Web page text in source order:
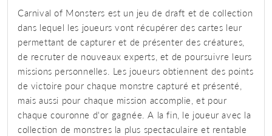
Carnival of Monsters est un jeu de draft et de collection
dans lequel les joueurs vont récupérer des cartes leur
permettant de capturer et de présenter des créatures,
de recruter de nouveaux experts, et de poursuivre leurs
missions personnelles. Les joueurs obtiennent des points
de victoire pour chaque monstre capturé et présenté,
mais aussi pour chaque mission accomplie, et pour
chaque couronne d'or gagnée. A la fin, le joueur avec la
collection de monstres la plus spectaculaire et rentable